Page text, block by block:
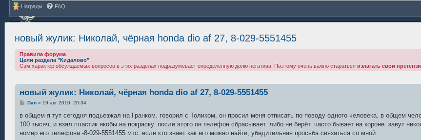
Награды
FAQ
новый жулик: Николай, чёрная honda dio af 27, 8-029-5551455
Правила форума
Цели раздела "Кидалово"
Сам характер обсуждаемых вопросов в этих разделах подразумевает определенную долю негатива. Поэтому очень важно стараться излагать свои
новый жулик: Николай, чёрная honda dio af 27, 8-029-5551455
С
о
щ
е
Dan» 19 авг 2010, 20:34
в общем я тут сегодня подьезжал на Гранком. говорил с Толиком, он просил меня отписать по поводу одного человека. в общем
100 тысяч, и взял пластик якобы на покраску. после этого он телефон сбрасывает. либо не берёт. часто бывает на короне. завут
номер его телефона -8-029-5551455 мтс. если кто знает как его можно найти, убедительная просьба связаться со мной.